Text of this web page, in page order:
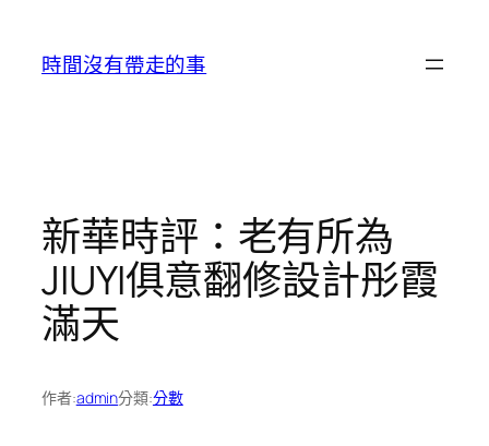
時間沒有帶走的事
新華時評：老有所為
JIUYI俱意翻修設計彤霞
滿天
作者:admin分類:分數